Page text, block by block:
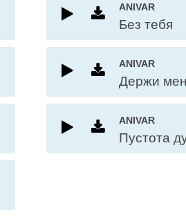
ANIVAR
Без тебя
ANIVAR
Держи меня
ANIVAR
Пустота